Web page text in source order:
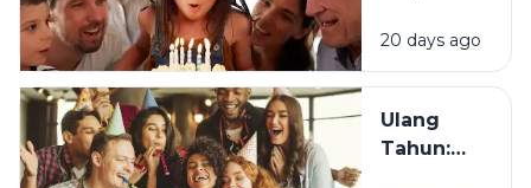
Tradisi
Saat Ulang
20 days ago
Ulang
Tahun: